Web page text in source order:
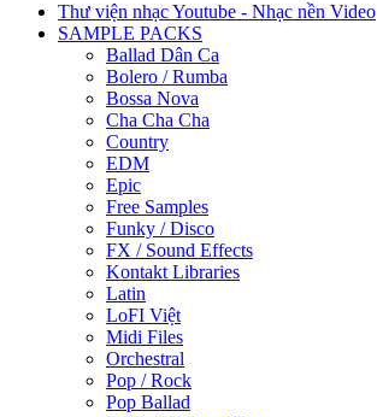
Thư viện nhạc Youtube - Nhạc nền Video
SAMPLE PACKS
Ballad Dân Ca
Bolero / Rumba
Bossa Nova
Cha Cha Cha
Country
EDM
Epic
Free Samples
Funky / Disco
FX / Sound Effects
Kontakt Libraries
Latin
LoFI Việt
Midi Files
Orchestral
Pop / Rock
Pop Ballad